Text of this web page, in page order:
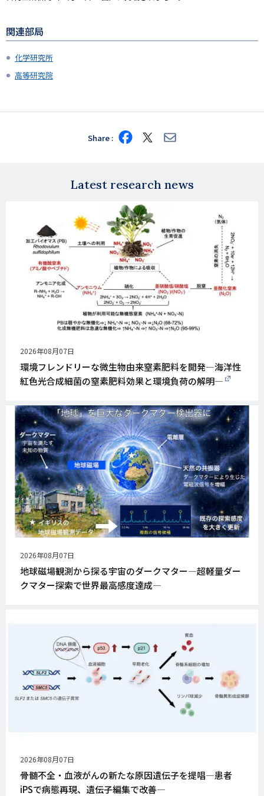
関連部局
化学研究所
高等研究院
Share Share
on
Share
on
Share
via
Latest research news
公
開
日
2026年08月07日
環境フレンドリーな微生物由来窒素肥料を開発―海洋性
紅色光合成細菌の窒素肥料効果と環境負荷の解明―
公
開
日
2026年08月07日
地球磁場観測から探る宇宙のダークマター―超軽量ダー
クマター探索で世界最高感度達成―
公
開
日
2026年08月07日
骨髄不全・血液がんの新たな原因遺伝子を提唱―患者
iPSで病態再現、遺伝子編集で改善―